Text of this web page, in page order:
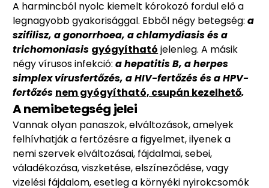
A harmincból nyolc kiemelt kórokozó fordul elő a
legnagyobb gyakorisággal. Ebből négy betegség:a
szifilisz, a gonorrhoea, a chlamydiasis és a
trichomoniasis gyógyítható jelenleg. A másik
négy vírusos infekció:a hepatitis B, a herpes
simplex vírusfertőzés, a HIV-fertőzés és a HPV-
fertőzés nem gyógyítható, csupán kezelhető.
A nemibetegség jelei
Vannak olyan panaszok, elváltozások, amelyek
felhívhatják a fertőzésre a figyelmet, ilyenek a
nemi szervek elváltozásai, fájdalmai, sebei,
váladékozása, viszketése, elszíneződése, vagy
vizelési fájdalom, esetleg a környéki nyirokcsomók